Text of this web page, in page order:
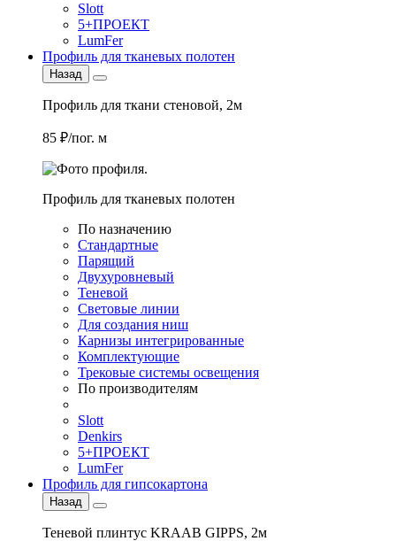
Slott
5+ПРОЕКТ
LumFer
Профиль для тканевых полотен
Назад
Профиль для ткани стеновой, 2м
85 ₽/пог. м
Профиль для тканевых полотен
По назначению
Стандартные
Парящий
Двухуровневый
Теневой
Световые линии
Для создания ниш
Карнизы интегрированные
Комплектующие
Трековые системы освещения
По производителям
Slott
Denkirs
5+ПРОЕКТ
LumFer
Профиль для гипсокартона
Назад
Теневой плинтус KRAAB GIPPS, 2м